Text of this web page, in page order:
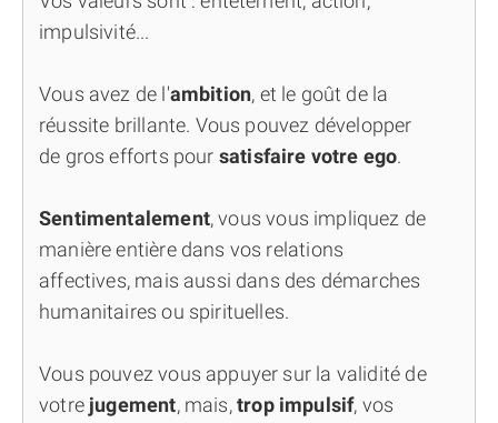
impulsivité...
Vous avez de l'ambition, et le goût de la
réussite brillante. Vous pouvez développer
de gros efforts pour satisfaire votre ego.
Sentimentalement, vous vous impliquez de
manière entière dans vos relations
affectives, mais aussi dans des démarches
humanitaires ou spirituelles.
Vous pouvez vous appuyer sur la validité de
votre jugement, mais,trop impulsif, vos